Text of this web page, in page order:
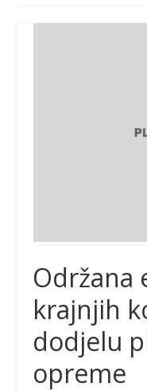
Značajni datumi i
Održana
krajnjih
dodjelu
opreme